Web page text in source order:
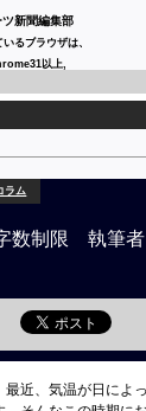
新聞編集部
るブラウザは、
以上,
ラム
数制限 執筆者
近、気温が日によ